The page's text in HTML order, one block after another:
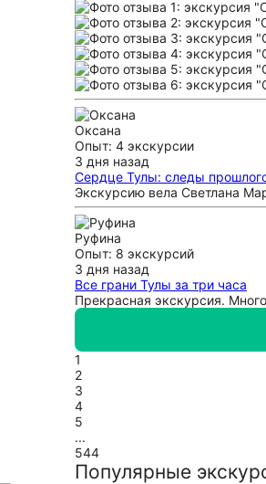
Оксана
Опыт: 4 экскурсии
3 дня назад
Сердце Тулы: следы
Экскурсию вела Светлана
Руфина
Опыт: 8 экскурсий
3 дня назад
Все грани Тулы за три часа
Прекрасная экскурсия.
1
2
3
4
5
...
544
Популярные